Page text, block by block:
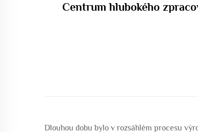
Centrum hlubokého
Dlouhou dobu bylo v rozsáhlém procesu